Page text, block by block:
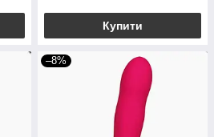
Купити
–8%